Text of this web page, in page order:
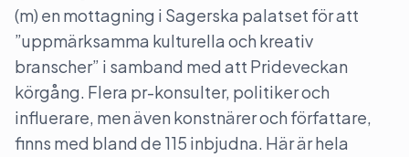
(m) en mottagning i Sagerska palatset för att
”uppmärksamma kulturella och kreativ
branscher” i samband med att Prideveckan
körgång. Flera pr-konsulter, politiker och
influerare, men även konstnärer och författare,
finns med bland de 115 inbjudna. Här är hela